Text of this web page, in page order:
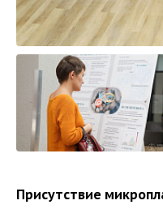
Присутствие